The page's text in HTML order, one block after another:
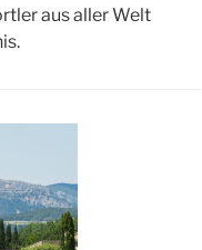
aus aller Welt